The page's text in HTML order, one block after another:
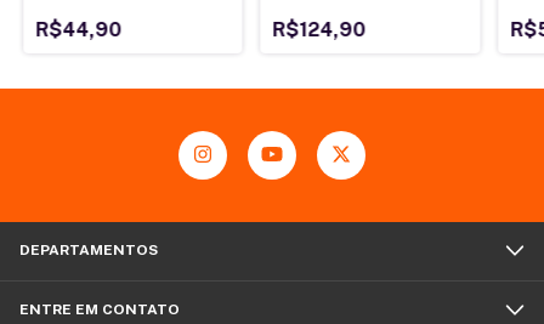
R$44,90 R$124,90
DEPARTAMENTOS
ENTRE EM CONTATO